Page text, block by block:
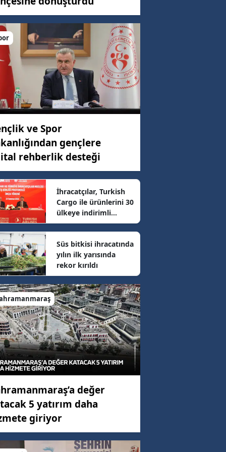
km/h
km/h
km/h
km/h
km/h
km/h
km/h
ve Spor
gençlere
rehberlik desteği
İhracatçılar, Turkish
Cargo ile ürünlerini 30
ülkeye indirimli
ulaştıracak
Süs bitkisi ihracatında
yılın ilk yarısında
rekor kırıldı
değer
5 yatırım daha
giriyor